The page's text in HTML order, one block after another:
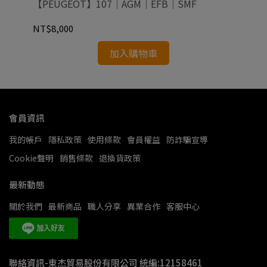
【PEUGEOT】107｜AGM｜EFB｜SMF
NT$8,000
加入購物車
會員資訊
我的帳戶 隱私政策 使用條款 會員權益 防詐騙宣導
Cookie聲明 銷售條款 退換貨政策
最新動態
關於我們 最新商品 職人分享 異業合作 客服中心
聯絡資訊-東杰貿易股份有限公司 統編:12158461